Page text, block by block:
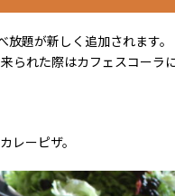
放題が新しく追加されます。
られた際はカフェスコーラ
レーピザ。